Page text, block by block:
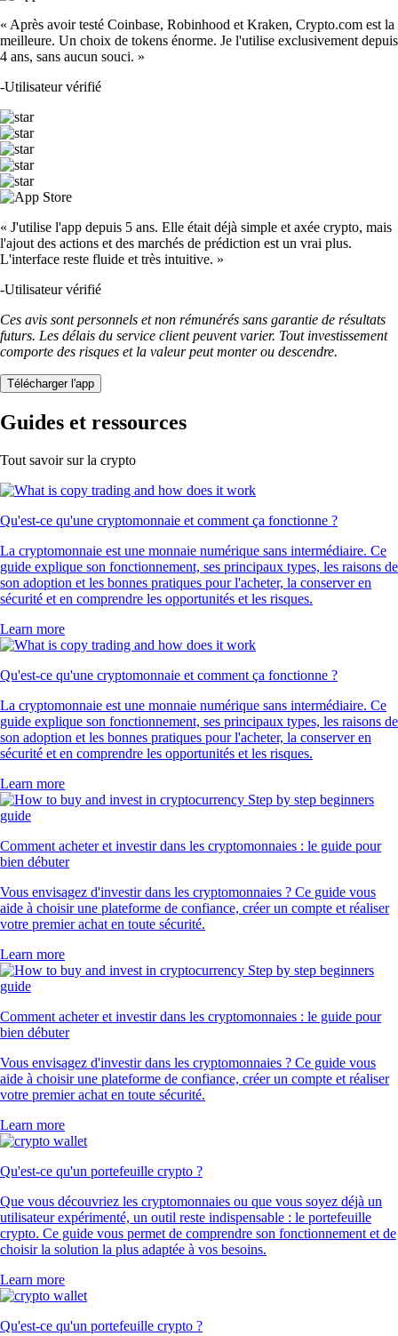
« Après avoir testé Coinbase, Robinhood et Kraken, Crypto.com est la
meilleure. Un choix de tokens énorme. Je l'utilise exclusivement depuis
4 ans, sans aucun souci. »
-Utilisateur vérifié
« J'utilise l'app depuis 5 ans. Elle était déjà simple et axée crypto, mais
l'ajout des actions et des marchés de prédiction est un vrai plus.
L'interface reste fluide et très intuitive. »
-Utilisateur vérifié
Ces avis sont personnels et non rémunérés sans garantie de résultats
futurs. Les délais du service client peuvent varier. Tout investissement
comporte des risques et la valeur peut monter ou descendre.
Télécharger l'app
Guides et ressources
Tout savoir sur la crypto
Qu'est-ce qu'une cryptomonnaie et comment ça fonctionne ?
La cryptomonnaie est une monnaie numérique sans intermédiaire. Ce
guide explique son fonctionnement, ses principaux types, les raisons de
son adoption et les bonnes pratiques pour l'acheter, la conserver en
sécurité et en comprendre les opportunités et les risques.
Learn more
Qu'est-ce qu'une cryptomonnaie et comment ça fonctionne ?
La cryptomonnaie est une monnaie numérique sans intermédiaire. Ce
guide explique son fonctionnement, ses principaux types, les raisons de
son adoption et les bonnes pratiques pour l'acheter, la conserver en
sécurité et en comprendre les opportunités et les risques.
Learn more
Comment acheter et investir dans les cryptomonnaies : le guide pour
bien débuter
Vous envisagez d'investir dans les cryptomonnaies ? Ce guide vous
aide à choisir une plateforme de confiance, créer un compte et réaliser
votre premier achat en toute sécurité.
Learn more
Comment acheter et investir dans les cryptomonnaies : le guide pour
bien débuter
Vous envisagez d'investir dans les cryptomonnaies ? Ce guide vous
aide à choisir une plateforme de confiance, créer un compte et réaliser
votre premier achat en toute sécurité.
Learn more
Qu'est-ce qu'un portefeuille crypto ?
Que vous découvriez les cryptomonnaies ou que vous soyez déjà un
utilisateur expérimenté, un outil reste indispensable : le portefeuille
crypto. Ce guide vous permet de comprendre son fonctionnement et de
choisir la solution la plus adaptée à vos besoins.
Learn more
Qu'est-ce qu'un portefeuille crypto ?